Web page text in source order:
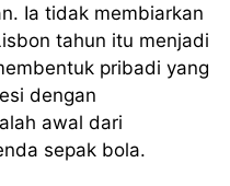
Ia tidak membiarkan
tahun itu menjadi
pribadi yang
dengan
awal dari
sepak bola.